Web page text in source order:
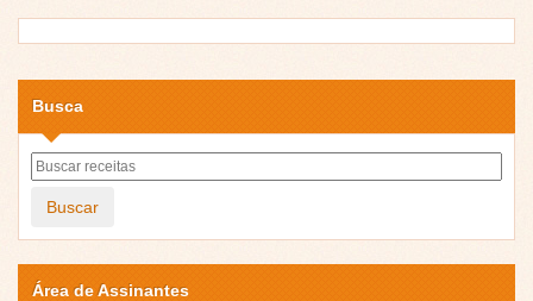
Busca
Buscar
Área de Assinantes